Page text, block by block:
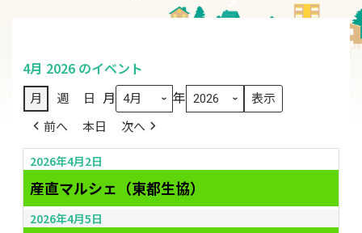
4月 2026 のイベント
月 週 日 月 年
前へ 本日 次へ
2026年4月2日
産直マルシェ（東都生協）
2026年4月5日